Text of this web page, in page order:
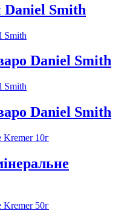
Daniel Smith
Daniel Smith
Daniel Smith